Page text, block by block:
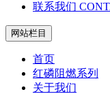
联系我们
网站栏目
首页
红磷阻燃系列
关于我们